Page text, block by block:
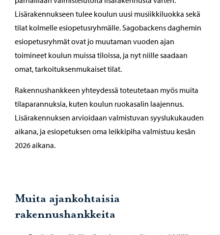
Lisärakennukseen tulee koulun uusi musiikkiluokka sekä
tilat kolmelle esiopetusryhmälle. Sagobackens daghemin
esiopetusryhmät ovat jo muutaman vuoden ajan
toimineet koulun muissa tiloissa, ja nyt niille saadaan
omat, tarkoituksenmukaiset tilat.
Rakennushankkeen yhteydessä toteutetaan myös muita
tilaparannuksia, kuten koulun ruokasalin laajennus.
Lisärakennuksen arvioidaan valmistuvan syyslukukauden
aikana, ja esiopetuksen oma leikkipiha valmistuu kesän
2026 aikana.
Muita ajankohtaisia
rakennushankkeita